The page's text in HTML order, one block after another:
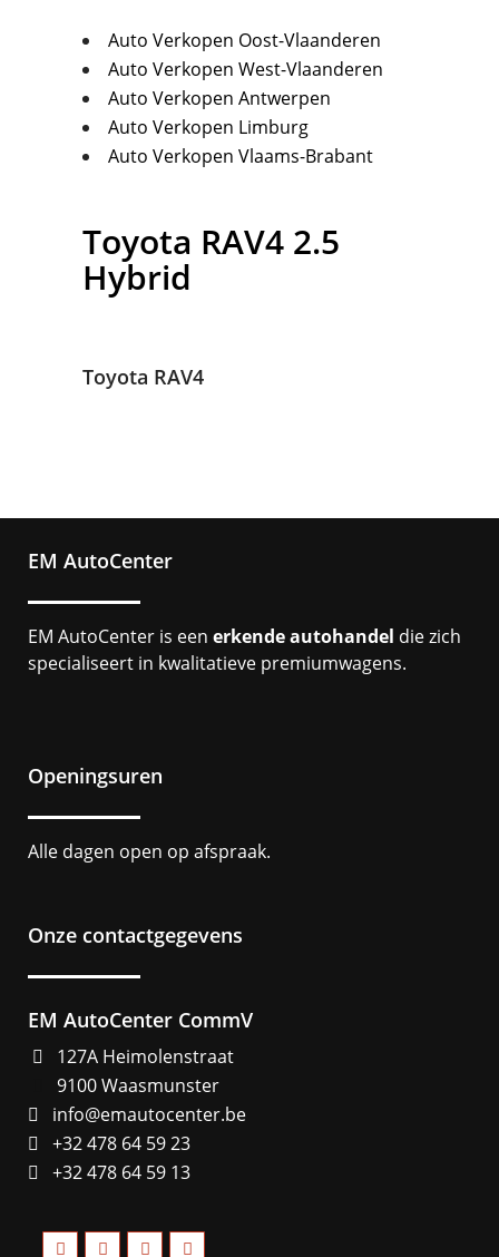
Auto Verkopen Oost-Vlaanderen
Auto Verkopen West-Vlaanderen
Auto Verkopen Antwerpen
Auto Verkopen Limburg
Auto Verkopen Vlaams-Brabant
Toyota RAV4 2.5
Hybrid
Toyota RAV4
EM AutoCenter
EM AutoCenter is een erkende autohandel die zich
specialiseert in kwalitatieve premiumwagens.
Openingsuren
Alle dagen open op afspraak.
Onze contactgegevens
EM AutoCenter CommV
127A Heimolenstraat
9100 Waasmunster
info@emautocenter.be
+32 478 64 59 23
+32 478 64 59 13